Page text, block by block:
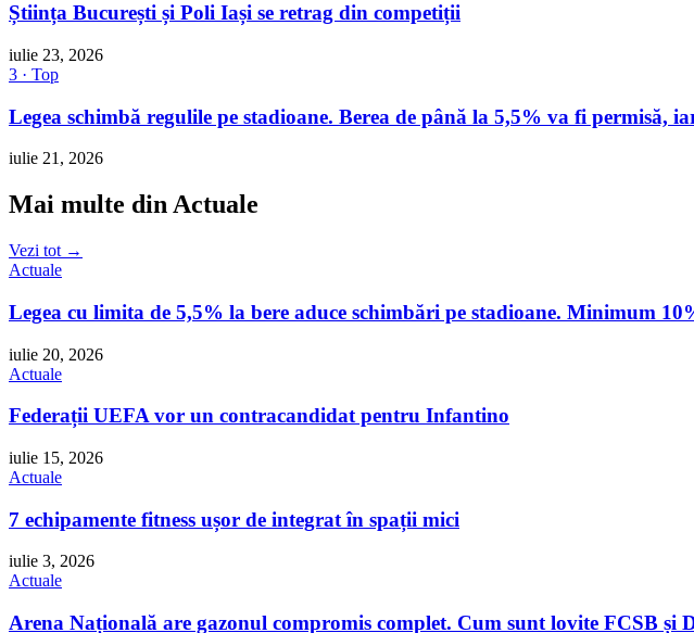
Știința București și Poli Iași se retrag din competiții
iulie 23, 2026
3 · Top
Legea schimbă regulile pe stadioane. Berea de până la 5,5% va fi permisă,
iulie 21, 2026
Mai multe din Actuale
Vezi tot →
Actuale
Legea cu limita de 5,5% la bere aduce schimbări pe stadioane. Minimum
iulie 20, 2026
Actuale
Federații UEFA vor un contracandidat pentru Infantino
iulie 15, 2026
Actuale
7 echipamente fitness ușor de integrat în spații mici
iulie 3, 2026
Actuale
Arena Națională are gazonul compromis complet. Cum sunt lovite FCSB și